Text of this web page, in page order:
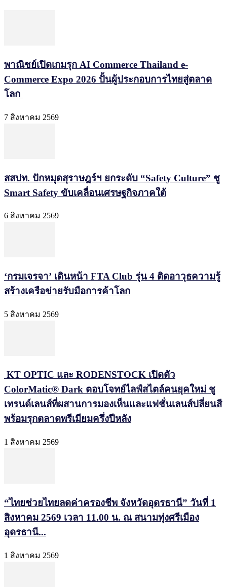
พาณิชย์เปิดเกมรุก AI Commerce Thailand e-
Commerce Expo 2026 ปั้นผู้ประกอบการไทยสู่ตลาด
โลก
7 สิงหาคม 2569
สสปท. ปักหมุดสุราษฎร์ฯ ยกระดับ “Safety Culture” ชู
Smart Safety ขับเคลื่อนเศรษฐกิจภาคใต้
6 สิงหาคม 2569
‘กรมเจรจา’ เดินหน้า FTA Club รุ่น 4 ติดอาวุธความรู้
สร้างเครือข่ายรับมือการค้าโลก
5 สิงหาคม 2569
KT OPTIC และ RODENSTOCK เปิดตัว
ColorMatic® Dark ตอบโจทย์ไลฟ์สไตล์คนยุคใหม่ ชู
เทรนด์เลนส์ที่ผสานการมองเห็นและแฟชั่นเลนส์ปลี่ยนสี
พร้อมรุกตลาดพรีเมียมครึ่งปีหลัง
1 สิงหาคม 2569
“ไทยช่วยไทยลดค่าครองชีพ จังหวัดอุดรธานี” วันที่ 1
สิงหาคม 2569 เวลา 11.00 น. ณ สนามทุ่งศรีเมือง
อุดรธานี...
1 สิงหาคม 2569